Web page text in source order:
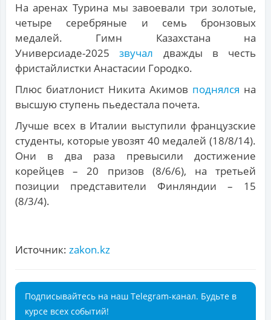
На аренах Турина мы завоевали три золотые,
четыре серебряные и семь бронзовых
медалей. Гимн Казахстана на
Универсиаде-2025звучал дважды в честь
фристайлистки Анастасии Городко.
Плюс биатлонист Никита Акимов поднялся на
высшую ступень пьедестала почета.
Лучше всех в Италии выступили французские
студенты, которые увозят 40 медалей (18/8/14).
Они в два раза превысили достижение
корейцев – 20 призов (8/6/6), на третьей
позиции представители Финляндии – 15
(8/3/4).
Источник: zakon.kz
Подписывайтесь на наш Telegram-канал. Будьте в
курсе всех событий!